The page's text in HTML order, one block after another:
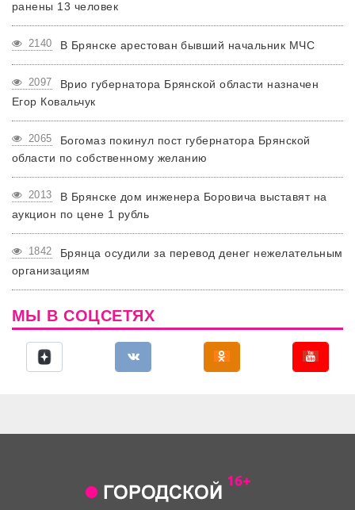
ранены 13 человек
2140 В Брянске арестован бывший начальник МЧС
2097
Врио губернатора Брянской области назначен
Егор Ковальчук
2065
Богомаз покинул пост губернатора Брянской
области по собственному желанию
2013
В Брянске дом инженера Боровича выставят на
аукцион по цене 1 рубль
1842
Брянца осудили за перевод денег нежелательным
организациям
МЫ В СОЦСЕТЯХ